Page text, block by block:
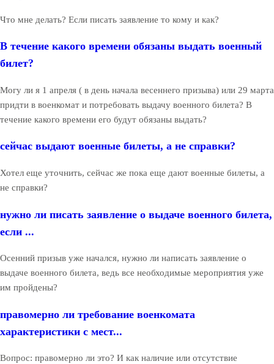
Что мне делать? Если писать заявление то кому и как?
В течение какого времени обязаны выдать военный
билет?
Могу ли я 1 апреля ( в день начала весеннего призыва) или 29 марта
придти в военкомат и потребовать выдачу военного билета? В
течение какого времени его будут обязаны выдать?
сейчас выдают военные билеты, а не справки?
Хотел еще уточнить, сейчас же пока еще дают военные билеты, а
не справки?
нужно ли писать заявление о выдаче военного билета,
если ...
Осенний призыв уже начался, нужно ли написать заявление о
выдаче военного билета, ведь все необходимые мероприятия уже
им пройдены?
правомерно ли требование военкомата
характеристики с мест...
Вопрос: правомерно ли это? И как наличие или отсутствие